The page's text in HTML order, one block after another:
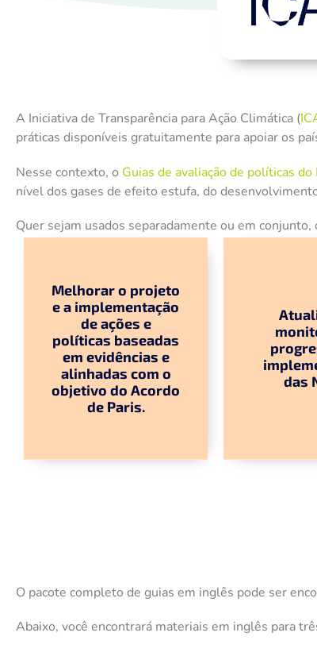
A Iniciativa de Transparência para Ação Climática (
práticas disponíveis gratuitamente para apoiar os
Nesse contexto, o Guias de avaliação de políticas do
nível dos gases de efeito estufa, do
Quer sejam usados separadamente ou em
Melhorar o projeto
e a implementação
de ações e
políticas baseadas
em evidências e
alinhadas com o
objetivo do Acordo
de Paris.
das
O pacote completo de guias em inglês pode ser
Abaixo, você encontrará materiais em inglês para